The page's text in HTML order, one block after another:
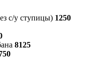
с/у ступицы) 1250
8125